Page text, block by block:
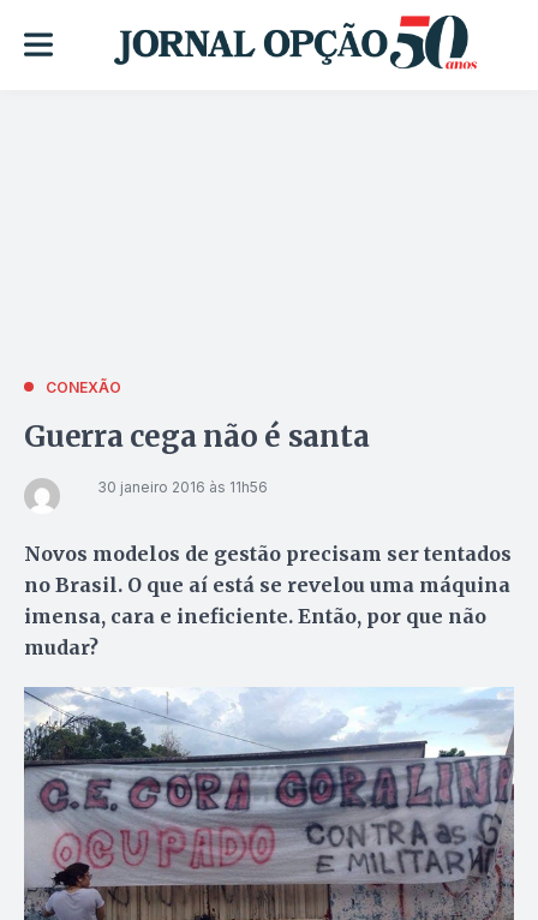
CONEXÃO
Guerra cega não é santa
30 janeiro 2016 às 11h56
Novos modelos de gestão precisam ser tentados
no Brasil. O que aí está se revelou uma máquina
imensa, cara e ineficiente. Então, por que não
mudar?